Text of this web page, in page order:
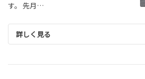
す。 先月…
詳しく見る